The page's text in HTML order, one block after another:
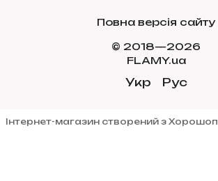
Повна версія сайту
© 2018—2026
FLAMY.ua
Укр Рус
Інтернет-магазин створений з Хорошоп